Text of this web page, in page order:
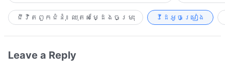
ជីវិតពួកជំនុំ៖ ឈុតសម្ដែងចម្រុះ វីដេអូចម្រៀង​
Leave a Reply